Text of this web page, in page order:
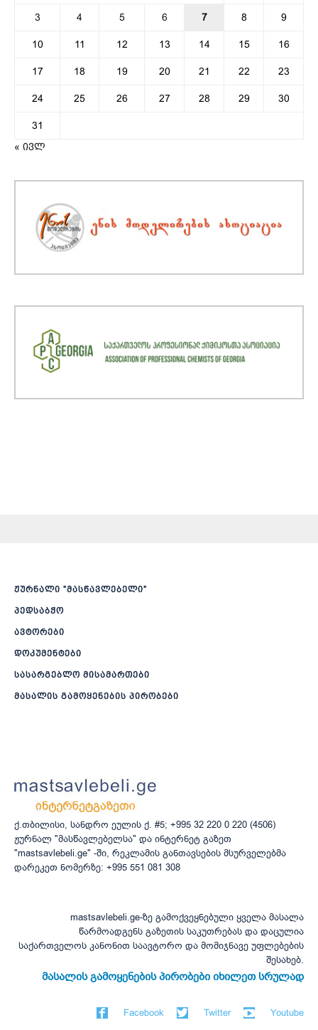
3 4 5 6 7 8 9
10 11 12 13 14 15 16
17 18 19 20 21 22 23
24 25 26 27 28 29 30
31
« ივლ
ჟურნალი ”მასწავლებელი”
პედსაბჭო
ავტორები
დოკუმენტები
სასარგებლო მისამართები
მასალის გამოყენების პირობები
ქ.თბილისი, სანდრო ეულის ქ. #5; +995 32 220 0 220 (4506)
ჟურნალ "მასწავლებელსა" და ინტერნეტ გაზეთ
"mastsavlebeli.ge" -ში, რეკლამის განთავსების მსურველებმა
დარეკეთ ნომერზე: +995 551 081 308
mastsavlebeli.ge-ზე გამოქვეყნებული ყველა მასალა
წარმოადგენს გაზეთის საკუთრებას და დაცულია
საქართველოს კანონით საავტორო და მომიჯნავე უფლებების
შესახებ.
მასალის გამოყენების პირობები იხილეთ სრულად
Facebook Twitter Youtube